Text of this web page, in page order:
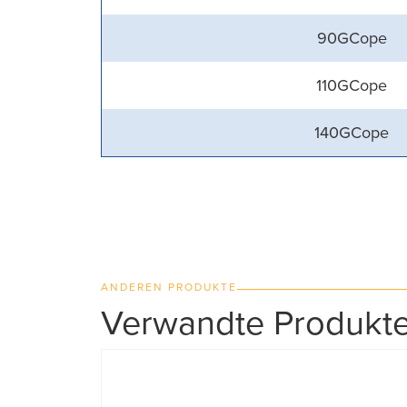
90GCope
110GCope
140GCope
ANDEREN PRODUKTE
Verwandte